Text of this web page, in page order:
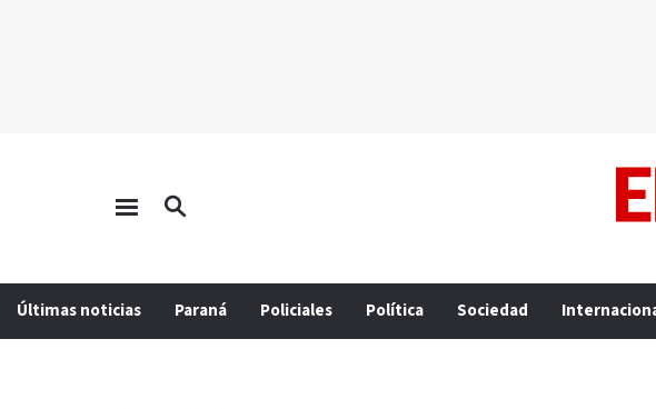
Últimas noticias Paraná Policiales Política Sociedad